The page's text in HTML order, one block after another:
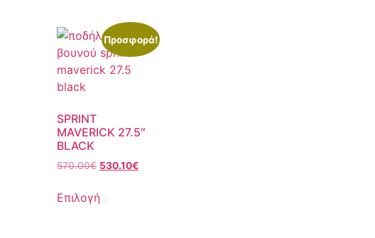
Προσφορά!
SPRINT
MAVERICK 27.5″
BLACK
570.00€ 530.10€
Επιλογή